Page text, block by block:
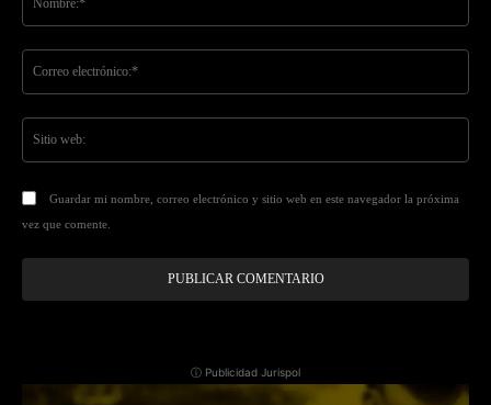
Guardar mi nombre, correo electrónico y sitio web en este navegador la próxima
vez que comente.
ⓘ Publicidad Jurispol